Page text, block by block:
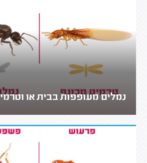
נמלים מעופפות בבית או